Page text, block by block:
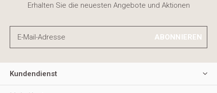
Erhalten Sie die neuesten Angebote und Aktionen
ABONNIEREN
Kundendienst